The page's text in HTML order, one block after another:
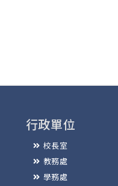
行政單位
校長室
教務處
學務處